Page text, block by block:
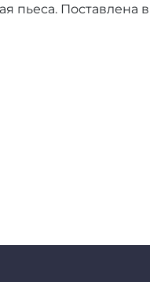
пьеса. Поставлена